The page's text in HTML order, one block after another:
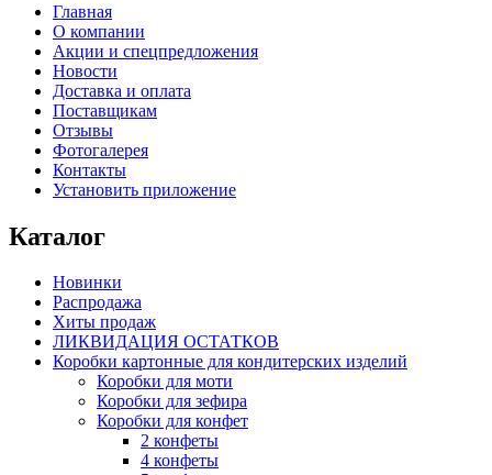
Главная
О компании
Акции и спецпредложения
Новости
Доставка и оплата
Поставщикам
Отзывы
Фотогалерея
Контакты
Установить приложение
Каталог
Новинки
Распродажа
Хиты продаж
ЛИКВИДАЦИЯ ОСТАТКОВ
Коробки картонные для кондитерских изделий
Коробки для моти
Коробки для зефира
Коробки для конфет
2 конфеты
4 конфеты